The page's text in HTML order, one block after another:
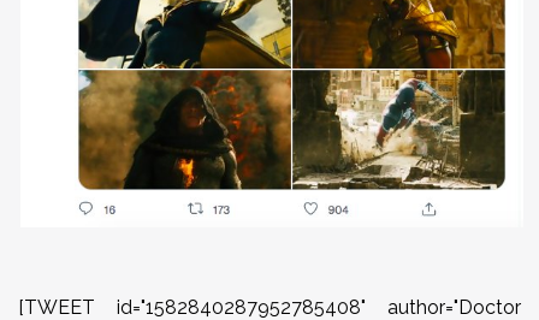
[TWEET id="1582840287952785408" author="Doctor